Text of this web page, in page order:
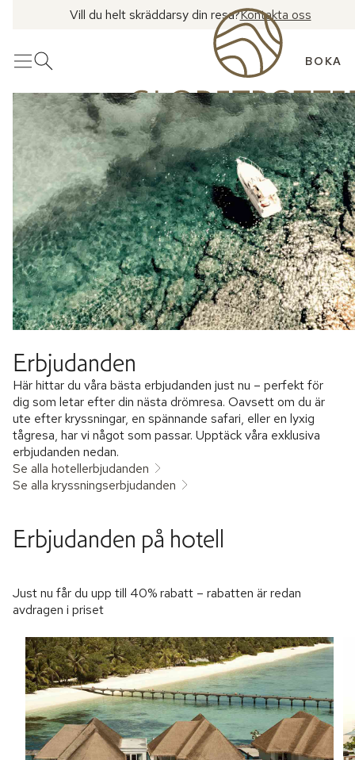
Vill du helt skräddarsy din resa?Kontakta oss
MenyÖppna sök BOKA
Erbjudanden
Här hittar du våra bästa erbjudanden just nu – perfekt för
dig som letar efter din nästa drömresa. Oavsett om du är
ute efter kryssningar, en spännande safari, eller en lyxig
tågresa, har vi något som passar. Upptäck våra exklusiva
erbjudanden nedan.
Se alla hotellerbjudanden
Se alla kryssningserbjudanden
Erbjudanden på hotell
Just nu får du upp till 40% rabatt – rabatten är redan
avdragen i priset